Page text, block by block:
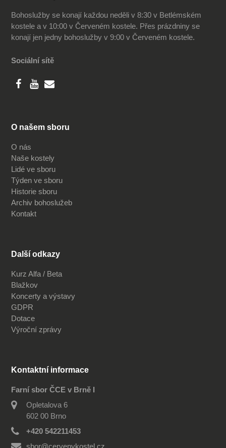
Bohoslužby se konají každou neděli v 8:30 v Betlémském
kostele a v 10:00 v Červeném kostele. Přes prázdniny se
konají jen jedny bohoslužby v 9:00 v Červeném kostele.
Sociální sítě
O našem sboru
O nás
Naše kostely
Lidé ve sboru
Týden ve sboru
Historie sboru
Archiv bohoslužeb
Kontakt
Další odkazy
Kurz Alfa / Beta
Blažkov
Koncerty a výstavy
GDPR
Dotace
Výroční zprávy
Kontaktní informace
Farní sbor ČCE v Brně I
Opletalova 6
602 00 Brno
+420 542211453
sbor@cervenykostel.cz